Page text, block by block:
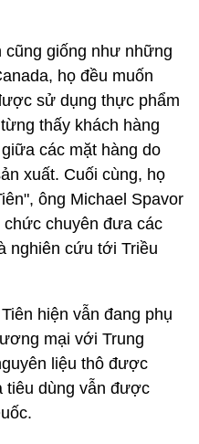
cũng giống như những
họ đều muốn
sử dụng thực phẩm
thấy khách hàng
các mặt hàng do
xuất. Cuối cùng, họ
ông Michael Spavor
chức chuyên đưa các
nghiên cứu tới Triều
hiện vẫn đang phụ
mại với Trung
liệu thô được
tiêu dùng vẫn được